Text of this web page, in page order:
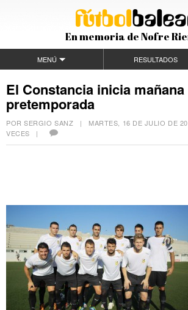
En memoria de Nofre
MENÚ RESULTADOS
El Constancia inicia mañana
pretemporada
POR SERGIO SANZ | MARTES, 16 DE JULIO DE
VECES |